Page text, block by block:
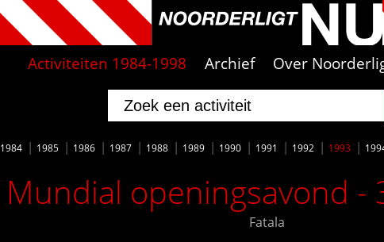
Activiteiten 1984-1998 Archief Over
1984 1985 1986 1987 1988 1989 1990 1991 1992 1993
Mundial openingsavond -
Fatala